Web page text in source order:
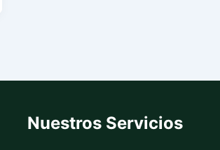
Nuestros Servicios